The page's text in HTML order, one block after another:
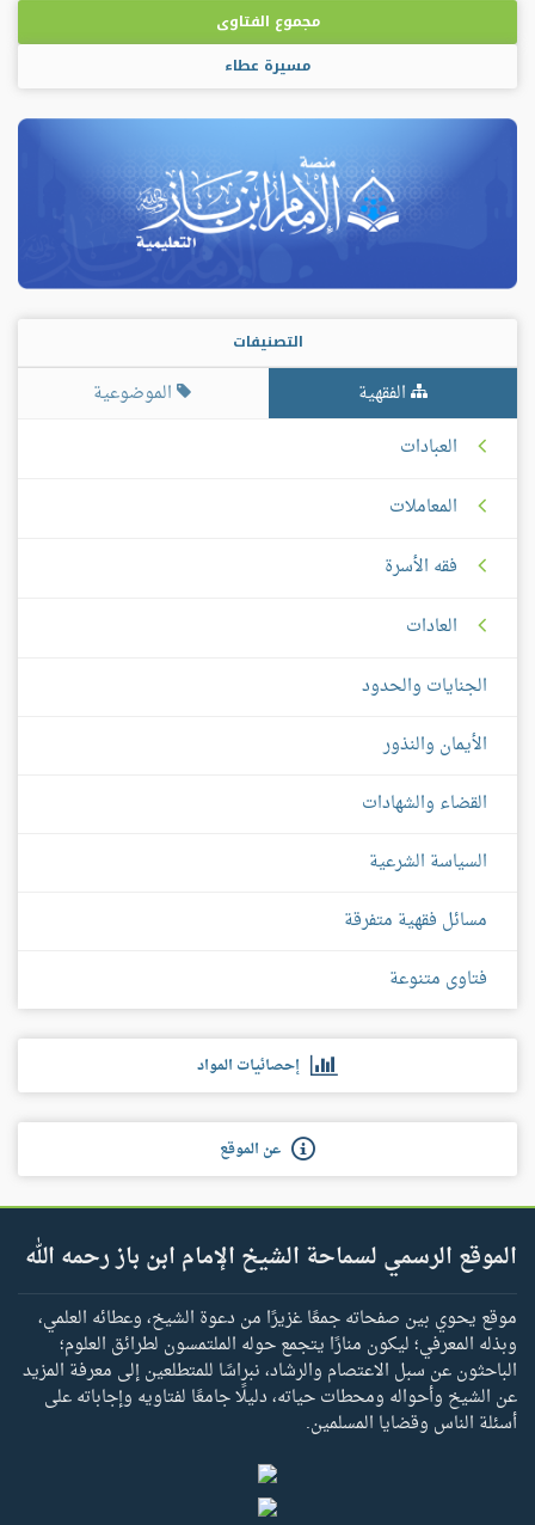
مجموع الفتاوى
مسيرة عطاء
التصنيفات
الفقهية
الموضوعية
العبادات
المعاملات
فقه الأسرة
العادات
الجنايات والحدود
الأيمان والنذور
القضاء والشهادات
السياسة الشرعية
مسائل فقهية متفرقة
فتاوى متنوعة
إحصائيات المواد
عن الموقع
الموقع الرسمي لسماحة الشيخ الإمام ابن باز رحمه الله
موقع يحوي بين صفحاته جمعًا غزيرًا من دعوة الشيخ، وعطائه العلمي،
وبذله المعرفي؛ ليكون منارًا يتجمع حوله الملتمسون لطرائق العلوم؛
الباحثون عن سبل الاعتصام والرشاد، نبراسًا للمتطلعين إلى معرفة المزيد
عن الشيخ وأحواله ومحطات حياته، دليلًا جامعًا لفتاويه وإجاباته على
أسئلة الناس وقضايا المسلمين.